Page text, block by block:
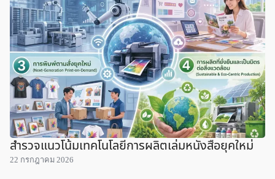
สำรวจแนวโน้มเทคโนโลยีการผลิตเล่มหนังสือยุคใหม่
22 กรกฎาคม 2026